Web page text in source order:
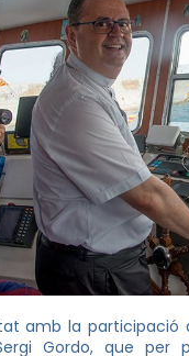
amb la participació
Gordo, que per